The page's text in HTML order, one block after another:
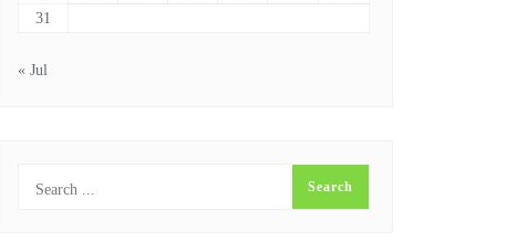
31
« Jul